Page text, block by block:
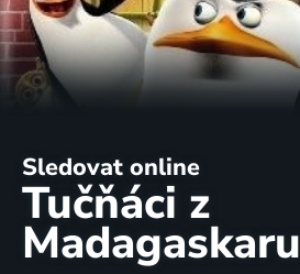
Sledovat online
Tučňáci z
Madagaskaru